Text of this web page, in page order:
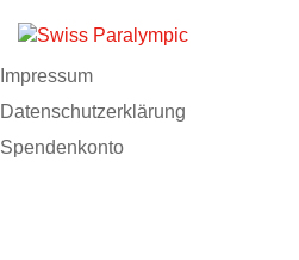
Impressum
Datenschutzerklärung
Spendenkonto